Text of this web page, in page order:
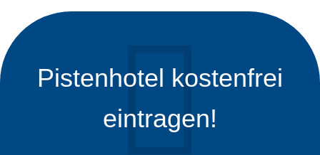
Pistenhotel kostenfrei
eintragen!